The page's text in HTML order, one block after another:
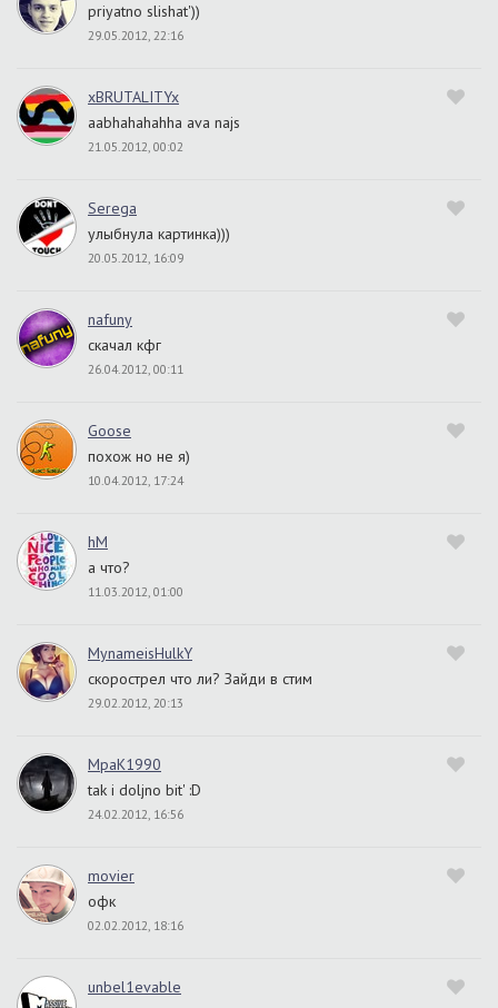
priyatno slishat'))
29.05.2012, 22:16
xBRUTALITYx
aabhahahahha ava najs
21.05.2012, 00:02
Serega
улыбнула картинка)))
20.05.2012, 16:09
nafuny
скачал кфг
26.04.2012, 00:11
Goose
похож но не я)
10.04.2012, 17:24
hM
а что?
11.03.2012, 01:00
MynameisHulkY
скорострел что ли? Зайди в стим
29.02.2012, 20:13
MpaK1990
tak i doljno bit' :D
24.02.2012, 16:56
movier
офк
02.02.2012, 18:16
unbel1evable